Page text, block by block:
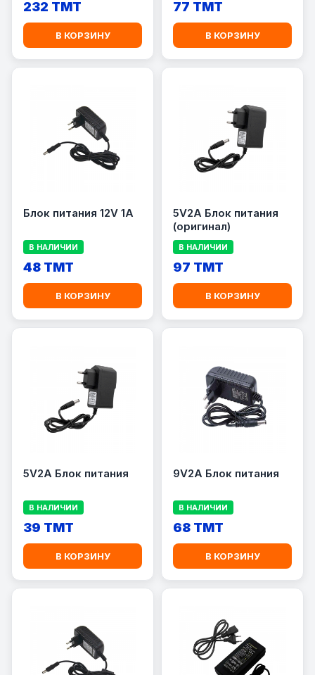
232 TMT
В КОРЗИНУ
77 TMT
В КОРЗИНУ
Блок питания 12V 1A
В НАЛИЧИИ
48 TMT
В КОРЗИНУ
5V2A Блок питания
(оригинал)
В НАЛИЧИИ
97 TMT
В КОРЗИНУ
5V2A Блок питания
В НАЛИЧИИ
39 TMT
В КОРЗИНУ
9V2A Блок питания
В НАЛИЧИИ
68 TMT
В КОРЗИНУ